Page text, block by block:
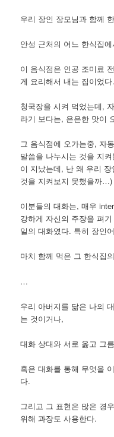
우리 장인 장모님과 함께
안성 근처의 어느 한식집
이 음식점은 인공 조미료
게 요리해서 내는 집이었다.
청국장을 시켜 먹었는데,
라기 보다는, 은은한 맛이
그 음식점에 오가는중, 자
말씀을 나누시는 것을 지
이 지났는데, 난 왜 우리
것을 지켜보지 못했을까…)
이분들의 대화는, 매우
강하게 자신의 주장을 펴
일의 대화였다. 특히 장인
마치 함께 먹은 그 한식집
…
우리 아버지를 닮은 나의
는 것이거나,
대화 상대와 서로 옳고 그
혹은 대화를 통해 무엇을
다.
그리고 그 표현은 많은 경
위해 과장도 사용한다.